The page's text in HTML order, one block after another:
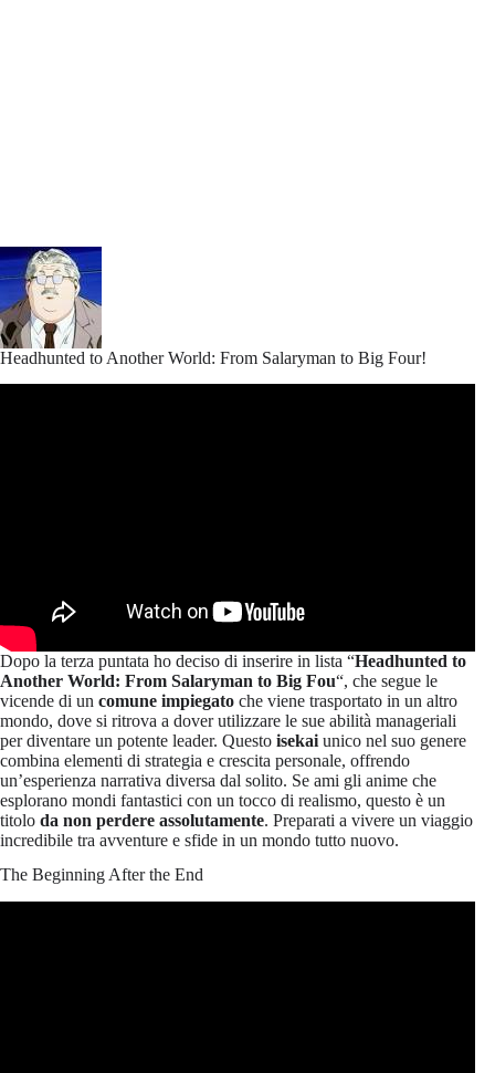
Headhunted to Another World: From Salaryman to Big Four!
Dopo la terza puntata ho deciso di inserire in lista “Headhunted to
Another World: From Salaryman to Big Fou“, che segue le
vicende di un comune impiegato che viene trasportato in un altro
mondo, dove si ritrova a dover utilizzare le sue abilità manageriali
per diventare un potente leader. Questo isekai unico nel suo genere
combina elementi di strategia e crescita personale, offrendo
un’esperienza narrativa diversa dal solito. Se ami gli anime che
esplorano mondi fantastici con un tocco di realismo, questo è un
titolo da non perdere assolutamente. Preparati a vivere un viaggio
incredibile tra avventure e sfide in un mondo tutto nuovo.
The Beginning After the End